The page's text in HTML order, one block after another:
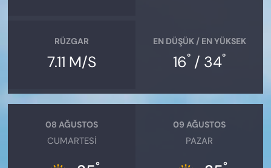
RÜZGAR
7.11 M/S
EN DÜŞÜK / EN YÜKSEK
16° / 34°
08 AĞUSTOS
CUMARTESI
09 AĞUSTOS
PAZAR